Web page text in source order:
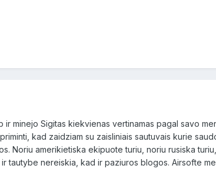
ir minejo Sigitas kiekvienas vertinamas pagal savo
kad zaidziam su zaisliniais sautuvais kurie
Noriu amerikietiska ekipuote turiu, noriu rusiska
tautybe nereiskia, kad ir paziuros blogos. Airsofte